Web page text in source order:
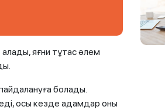
яғни тұтас әлем
болады.
осы кезде адамдар оны